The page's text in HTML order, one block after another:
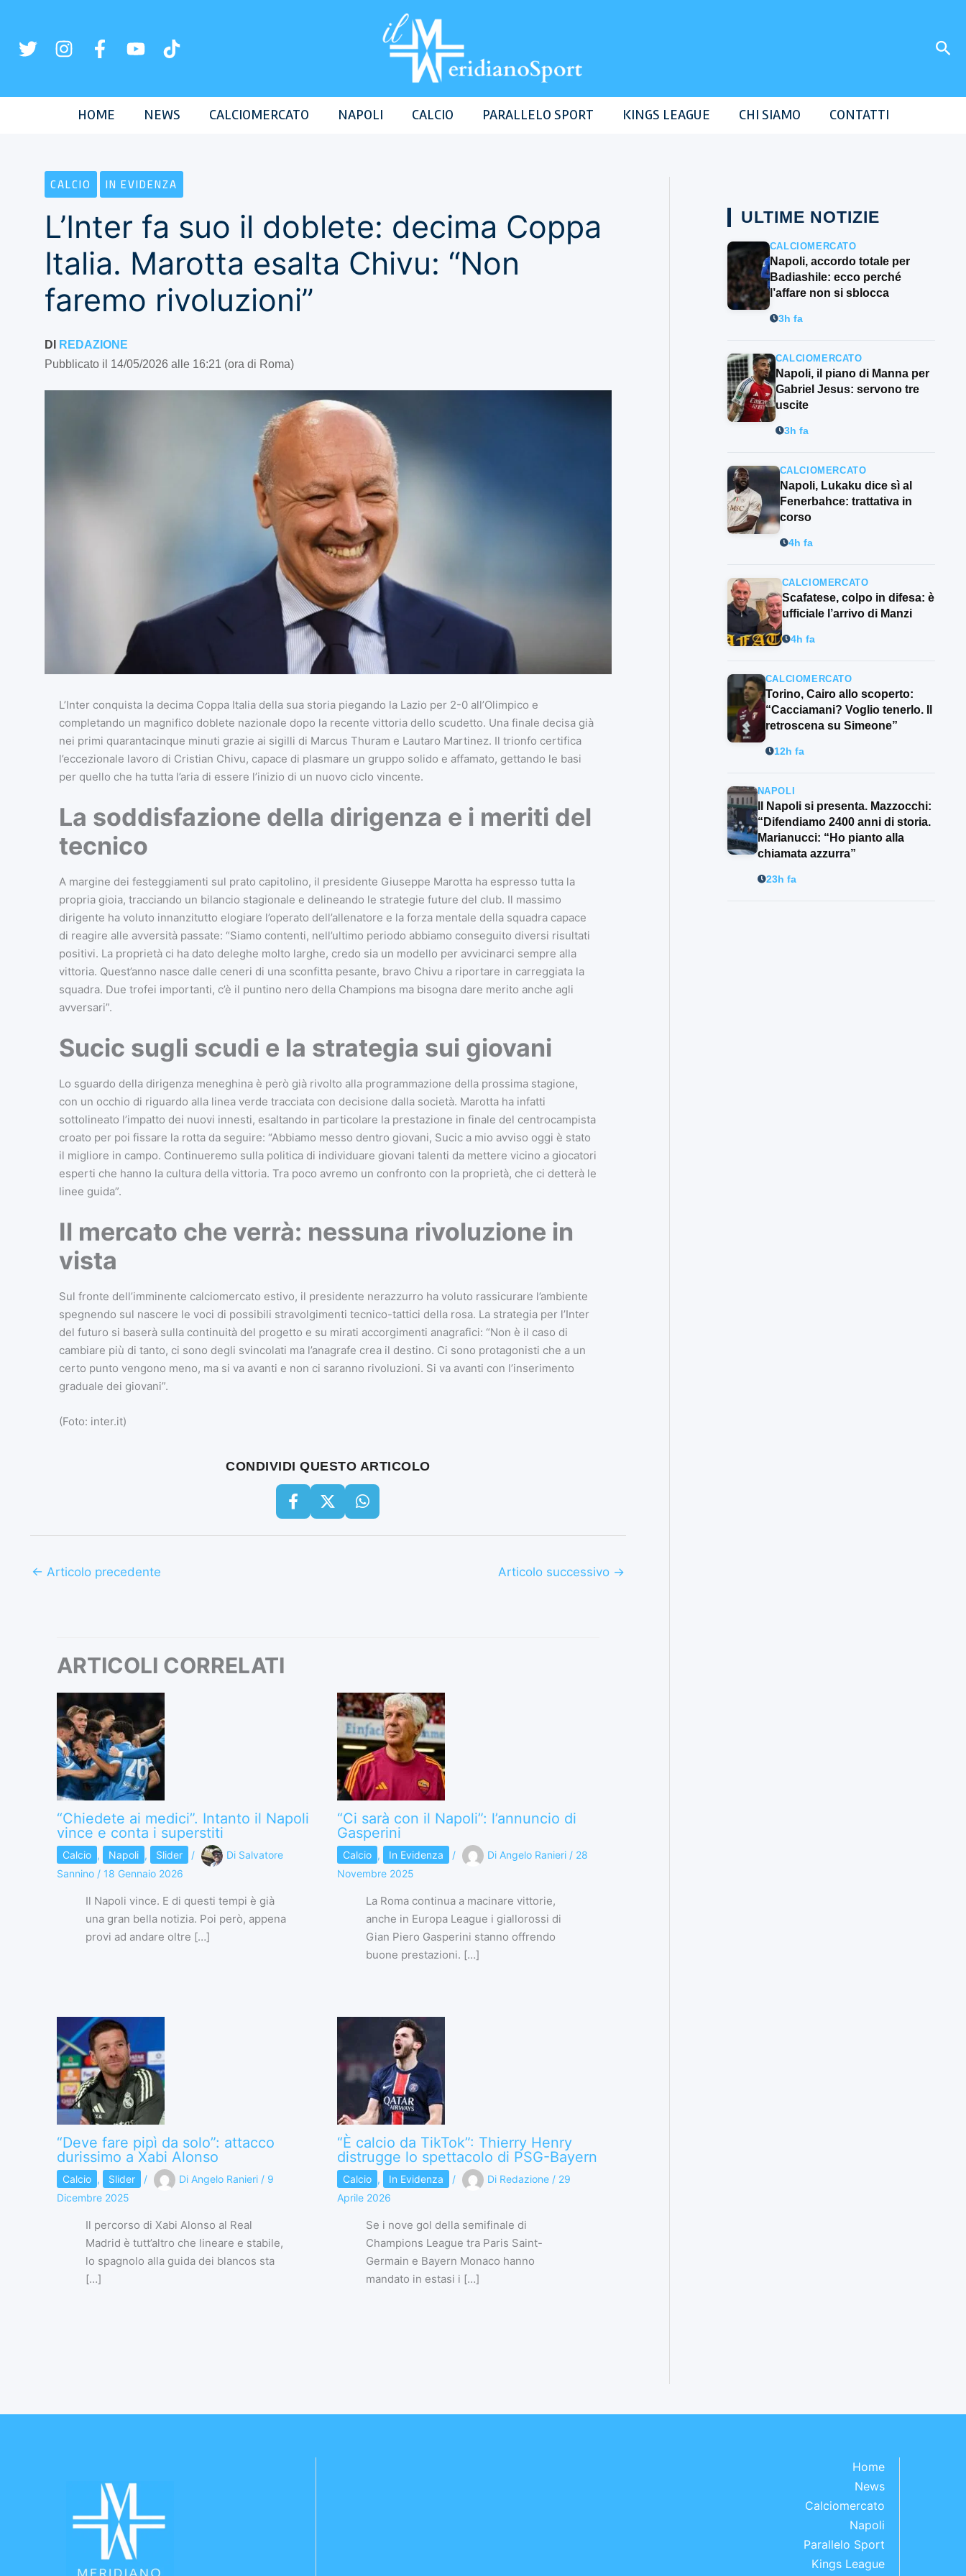
contenuto
HOME NEWS CALCIOMERCATO NAPOLI CALCIO PARALLELO SPORT KINGS LEAGUE CHI SIAMO CONTATTI
CALCIO IN EVIDENZA
L’Inter fa suo il doblete: decima Coppa
Italia. Marotta esalta Chivu: “Non
faremo rivoluzioni”
DI
REDAZIONE
Pubblicato il 14/05/2026 alle 16:21 (ora di Roma)
L’Inter conquista la decima Coppa Italia della sua storia piegando la Lazio per 2-0 all’Olimpico e
completando un magnifico doblete nazionale dopo la recente vittoria dello scudetto. Una finale decisa già
nei primi quarantacinque minuti grazie ai sigilli di Marcus Thuram e Lautaro Martinez. Il trionfo certifica
l’eccezionale lavoro di Cristian Chivu, capace di plasmare un gruppo solido e affamato, gettando le basi
per quello che ha tutta l’aria di essere l’inizio di un nuovo ciclo vincente.
La soddisfazione della dirigenza e i meriti del
tecnico
A margine dei festeggiamenti sul prato capitolino, il presidente Giuseppe Marotta ha espresso tutta la
propria gioia, tracciando un bilancio stagionale e delineando le strategie future del club. Il massimo
dirigente ha voluto innanzitutto elogiare l’operato dell’allenatore e la forza mentale della squadra capace
di reagire alle avversità passate: “Siamo contenti, nell’ultimo periodo abbiamo conseguito diversi risultati
positivi. La proprietà ci ha dato deleghe molto larghe, credo sia un modello per avvicinarci sempre alla
vittoria. Quest’anno nasce dalle ceneri di una sconfitta pesante, bravo Chivu a riportare in carreggiata la
squadra. Due trofei importanti, c’è il puntino nero della Champions ma bisogna dare merito anche agli
avversari”.
Sucic sugli scudi e la strategia sui giovani
Lo sguardo della dirigenza meneghina è però già rivolto alla programmazione della prossima stagione,
con un occhio di riguardo alla linea verde tracciata con decisione dalla società. Marotta ha infatti
sottolineato l’impatto dei nuovi innesti, esaltando in particolare la prestazione in finale del centrocampista
croato per poi fissare la rotta da seguire: “Abbiamo messo dentro giovani, Sucic a mio avviso oggi è stato
il migliore in campo. Continueremo sulla politica di individuare giovani talenti da mettere vicino a giocatori
esperti che hanno la cultura della vittoria. Tra poco avremo un confronto con la proprietà, che ci detterà le
linee guida”.
Il mercato che verrà: nessuna rivoluzione in
vista
Sul fronte dell’imminente calciomercato estivo, il presidente nerazzurro ha voluto rassicurare l’ambiente
spegnendo sul nascere le voci di possibili stravolgimenti tecnico-tattici della rosa. La strategia per l’Inter
del futuro si baserà sulla continuità del progetto e su mirati accorgimenti anagrafici: “Non è il caso di
cambiare più di tanto, ci sono degli svincolati ma l’anagrafe crea il destino. Ci sono protagonisti che a un
certo punto vengono meno, ma si va avanti e non ci saranno rivoluzioni. Si va avanti con l’inserimento
graduale dei giovani”.
(Foto: inter.it)
CONDIVIDI QUESTO ARTICOLO
← Articolo precedente Articolo successivo →
ARTICOLI CORRELATI
“Chiedete ai medici”. Intanto il Napoli
vince e conta i superstiti
Calcio , Napoli , Slider / Di Salvatore
Sannino / 18 Gennaio 2026
Il Napoli vince. E di questi tempi è già
una gran bella notizia. Poi però, appena
provi ad andare oltre […]
“Ci sarà con il Napoli”: l’annuncio di
Gasperini
Calcio , In Evidenza / Di Angelo Ranieri / 28
Novembre 2025
La Roma continua a macinare vittorie,
anche in Europa League i giallorossi di
Gian Piero Gasperini stanno offrendo
buone prestazioni. […]
“Deve fare pipì da solo”: attacco
durissimo a Xabi Alonso
Calcio , Slider / Di Angelo Ranieri / 9
Dicembre 2025
Il percorso di Xabi Alonso al Real
Madrid è tutt’altro che lineare e stabile,
lo spagnolo alla guida dei blancos sta
[…]
“È calcio da TikTok”: Thierry Henry
distrugge lo spettacolo di PSG-Bayern
Calcio , In Evidenza / Di Redazione / 29
Aprile 2026
Se i nove gol della semifinale di
Champions League tra Paris Saint-
Germain e Bayern Monaco hanno
mandato in estasi i […]
ULTIME NOTIZIE
CALCIOMERCATO
Napoli, accordo totale per
Badiashile: ecco perché
l’affare non si sblocca
3h fa
CALCIOMERCATO
Napoli, il piano di Manna per
Gabriel Jesus: servono tre
uscite
3h fa
CALCIOMERCATO
Napoli, Lukaku dice sì al
Fenerbahce: trattativa in
corso
4h fa
CALCIOMERCATO
Scafatese, colpo in difesa: è
ufficiale l’arrivo di Manzi
4h fa
CALCIOMERCATO
Torino, Cairo allo scoperto:
“Cacciamani? Voglio tenerlo. Il
retroscena su Simeone”
12h fa
NAPOLI
Il Napoli si presenta. Mazzocchi:
“Difendiamo 2400 anni di storia.
Marianucci: “Ho pianto alla
chiamata azzurra”
23h fa
Home
News
Calciomercato
Napoli
Parallelo Sport
Kings League